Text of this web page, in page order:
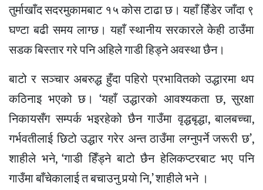
तुर्माखाँद सदरमुकामबाट १५ कोस टाढा छ। यहाँ हिँडेर जाँदा ९
घण्टा बढी समय लाग्छ। यहाँ स्थानीय सरकारले केही ठाउँमा
सडक बिस्तार गरे पनि अहिले गाडी हिड्ने अवस्था छैन।
बाटो र सञ्चार अबरुद्ध हुँदा पहिरो प्रभावितको उद्धारमा थप
कठिनाइ भएको छ। ‘यहाँ उद्धारको आवश्यकता छ, सुरक्षा
निकायसँग सम्पर्क भइरहेको छैन गाउँमा वृद्धबृद्धा, बालबच्चा,
गर्भवतीलाई छिटो उद्धार गरेर अन्त ठाउँमा लग्नुपर्ने जरूरी छ’,
शाहीले भने, ‘गाडी हिँड्ने बाटो छैन हेलिकप्टरबाट भए पनि
गाउँमा बाँचेकालाई त बचाउनु पर्‍यो नि,’ शाहीले भने ।